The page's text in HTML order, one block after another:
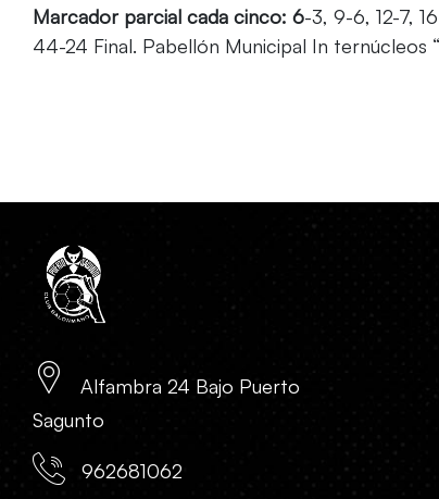
Marcador parcial cada cinco: 6-3, 9-6, 12-7,
44-24 Final. Pabellón Municipal In ternúcleos
Alfambra 24 Bajo Puerto
Sagunto
962681062